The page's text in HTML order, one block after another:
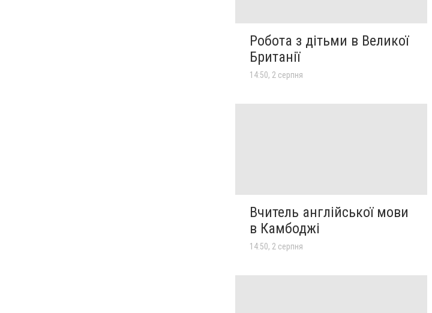
Робота з дітьми в Великої
Британії
14:50, 2 серпня
Вчитель англійської мови
в Камбоджі
14:50, 2 серпня